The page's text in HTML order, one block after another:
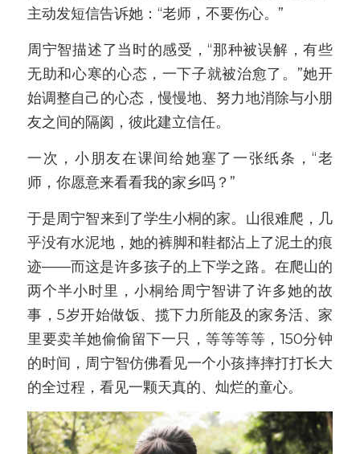
主动发短信告诉她：“老师，不要伤心。”
周宁智描述了当时的感受，“那种被误解，有些
无助和心寒的心态，一下子就被治愈了。”她开
始调整自己的心态，慢慢地、努力地消除与小朋
友之间的隔阂，彼此建立信任。
一次，小朋友在课间给她塞了一张纸条，“老
师，你愿意来看看我的家乡吗？”
于是周宁智来到了学生小桐的家。山很难爬，几
乎没有水泥地，她的裤脚和鞋都沾上了泥土的痕
迹——而这是许多孩子的上下学之路。在爬山的
两个半小时里，小桐给周宁智讲了许多她的故
事，5岁开始做饭、揽下力所能及的家务活、家
里要卖羊她偷偷留下一只，等等等等，150分钟
的时间，周宁智仿佛看见一个小孩摔摔打打长大
的全过程，看见一颗天真的、灿烂的童心。